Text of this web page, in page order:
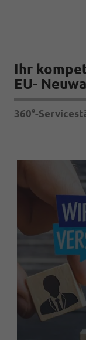
Ihr
EU-
360°-